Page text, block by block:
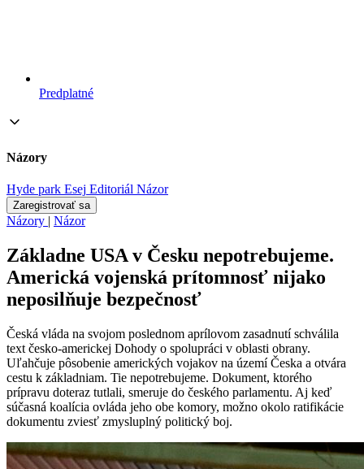
Predplatné
Názory
Hyde park Esej Editoriál Názor
Zaregistrovať sa
Názory | Názor
Základne USA v Česku nepotrebujeme.
Americká vojenská prítomnosť nijako
neposilňuje bezpečnosť
Česká vláda na svojom poslednom aprílovom zasadnutí schválila
text česko-americkej Dohody o spolupráci v oblasti obrany.
Uľahčuje pôsobenie amerických vojakov na území Česka a otvára
cestu k základniam. Tie nepotrebujeme. Dokument, ktorého
prípravu doteraz tutlali, smeruje do českého parlamentu. Aj keď
súčasná koalícia ovláda jeho obe komory, možno okolo ratifikácie
dokumentu zviesť zmysluplný politický boj.